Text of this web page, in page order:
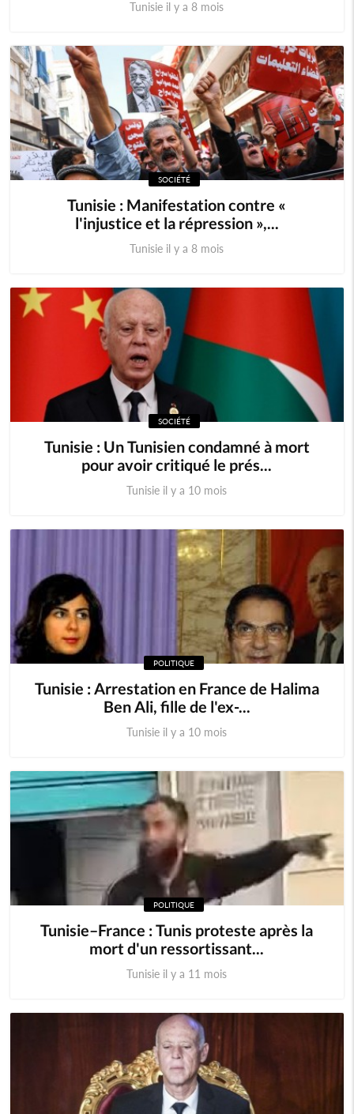
Tunisie il y a 8 mois
SOCIÉTÉ
Tunisie : Manifestation contre «
l'injustice et la répression »,...
Tunisie il y a 8 mois
SOCIÉTÉ
Tunisie : Un Tunisien condamné à mort
pour avoir critiqué le prés...
Tunisie il y a 10 mois
POLITIQUE
Tunisie : Arrestation en France de Halima
Ben Ali, fille de l'ex-...
Tunisie il y a 10 mois
POLITIQUE
Tunisie–France : Tunis proteste après la
mort d'un ressortissant...
Tunisie il y a 11 mois